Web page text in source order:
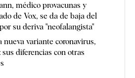
médico provacunas y
de Vox, se da de baja del
su deriva "neofalangista"
nueva variante coronavirus,
sus diferencias con otras